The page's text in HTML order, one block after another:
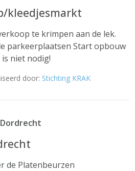
kleedjesmarkt
te krimpen aan de lek.
parkeerplaatsen Start opbouw
is niet nodig!
door: Stichting KRAK
de Platenbeurzen